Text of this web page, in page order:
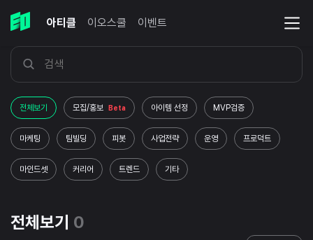
아티클 이오스쿨 이벤트
전체보기 모집/홍보 Beta 아이템 선정 MVP검증
마케팅 팀빌딩 피봇 사업전략 운영 프로덕트
마인드셋 커리어 트렌드 기타
전체보기 0